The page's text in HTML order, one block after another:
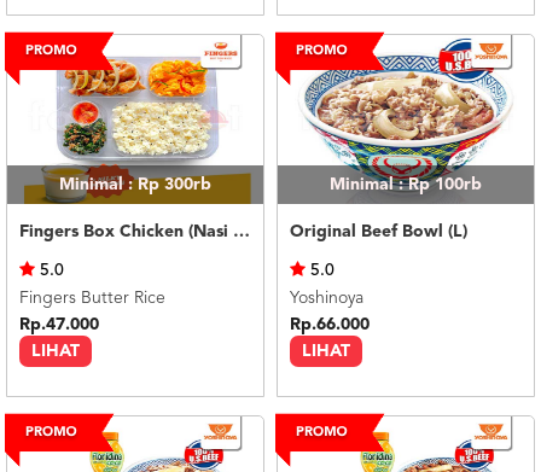
Minimal : Rp 300rb
Fingers Box Chicken (Nasi Putih) Silky Pudding
LIHAT
5.0
Fingers Butter Rice
Rp.47.000
Minimal : Rp 100rb
Original Beef Bowl (L)
LIHAT
5.0
Yoshinoya
Rp.66.000